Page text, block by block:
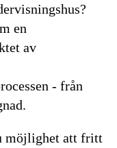
en
av
- från
möjlighet att fritt